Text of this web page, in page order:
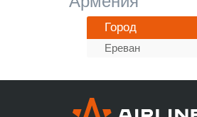
Город
Ереван